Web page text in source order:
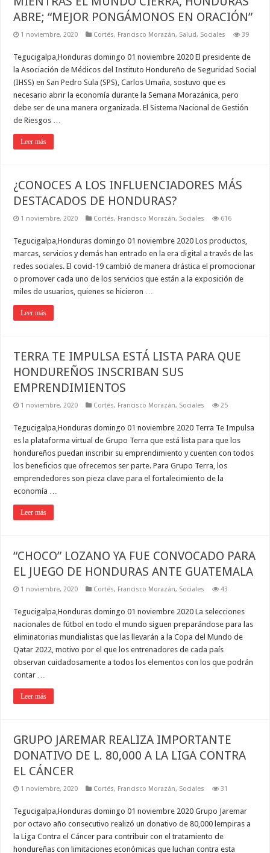
ABRE; “MEJOR PONGÁMONOS EN ORACIÓN”
1 noviembre, 2020 Cortés, Francisco Morazán, Salud, Sociales 39
Tegucigalpa,Honduras domingo 01 noviembre 2020 El presidente de
la Asociación de Médicos del Instituto Hondureño de Seguridad Social
(IHSS) en San Pedro Sula (SPS), Carlos Umaña, sostuvo que es
necesario abrir la economía durante la Semana Morazánica, pero
debe ser de una manera organizada. El Sistema Nacional de Gestión
de Riesgos …
Leer más
¿CONOCES A LOS INFLUENCIADORES MÁS
DESTACADOS DE HONDURAS?
1 noviembre, 2020 Cortés, Francisco Morazán, Sociales 616
Tegucigalpa,Honduras domingo 01 noviembre 2020 Los productos,
marcas, servicios y demás han entrado en la era digital a través de las
redes sociales. El covid-19 cambió de manera drástica el promocionar
o promover cada uno de los servicios que están a la exposición de
miles de usuarios, quienes se hicieron …
Leer más
TERRA TE IMPULSA ESTÁ LISTA PARA QUE
HONDUREÑOS INSCRIBAN SUS
EMPRENDIMIENTOS
1 noviembre, 2020 Cortés, Francisco Morazán, Sociales 25
Tegucigalpa,Honduras domingo 01 noviembre 2020 Terra Te Impulsa
es la plataforma virtual de Grupo Terra que está lista para que los
hondureños puedan inscribir su emprendimiento y cuenten con todos
los beneficios que ofrecemos ser parte. Para Grupo Terra, los
emprendedores son pieza clave para el fortalecimiento de la
economía …
Leer más
“CHOCO” LOZANO YA FUE CONVOCADO PARA
EL JUEGO DE HONDURAS ANTE GUATEMALA
1 noviembre, 2020 Cortés, Francisco Morazán, Sociales 43
Tegucigalpa,Honduras domingo 01 noviembre 2020 La selecciones
nacionales de fútbol en todo el mundo siguen preparándose para las
eliminatorias mundialistas que las llevarán a la Copa del Mundo de
Qatar 2022, motivo por el que los entrenadores de cada país
observan cuidadosamente a todos los elementos con los que podrán
contar …
Leer más
GRUPO JAREMAR REALIZA IMPORTANTE
DONATIVO DE L. 80,000 A LA LIGA CONTRA
EL CÁNCER
1 noviembre, 2020 Cortés, Francisco Morazán, Sociales 31
Tegucigalpa,Honduras domingo 01 noviembre 2020 Grupo Jaremar
por octavo año consecutivo realizó un donativo de 80,000 lempiras a
la Liga Contra el Cáncer para contribuir con el tratamiento de
hondureñas con limitaciones económicas que luchan contra esta